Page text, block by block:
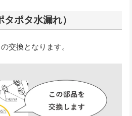
ポタ水漏れ）
交換となります。